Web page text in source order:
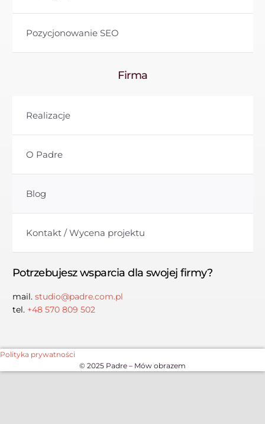
Pozycjonowanie SEO
Firma
Realizacje
O Padre
Blog
Kontakt / Wycena projektu
Potrzebujesz wsparcia dla swojej firmy?
mail. studio@padre.com.pl
tel. +48 570 809 502
Polityka prywatności
© 2025 Padre – Mów obrazem